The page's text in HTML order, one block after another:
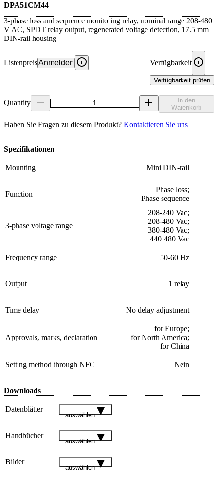
DPA51CM44
3-phase loss and sequence monitoring relay, nominal range 208-480
V AC, SPDT relay output, regenerated voltage detection, 17.5 mm
DIN-rail housing
ListenpreisAnmelden Verfügbarkeit
Verfügbarkeit prüfen
Quantity
In den
Warenkorb
Haben Sie Fragen zu diesem Produkt? Kontaktieren Sie uns
Spezifikationen
Mounting Mini DIN-rail
Function
Phase loss;
Phase sequence
3-phase voltage range
208-240 Vac;
208-480 Vac;
380-480 Vac;
440-480 Vac
Frequency range 50-60 Hz
Output 1 relay
Time delay No delay adjustment
Approvals, marks, declaration
for Europe;
for North America;
for China
Setting method through NFC Nein
Downloads
Datenblätter
auswählen
Handbücher
auswählen
Bilder
auswählen